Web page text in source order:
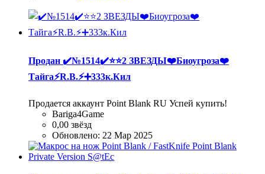
Продан ✔️№1514✔️⭐️⭐️2 ЗВЕЗДЫ❤️Биоугроза❤️
Тайга⚡R.B.⚡➕333к.Кил
Продается аккаунт Point Blank RU Успей купить!
Bariga4Game
0,00 звёзд
Обновлено: 22 Мар 2025